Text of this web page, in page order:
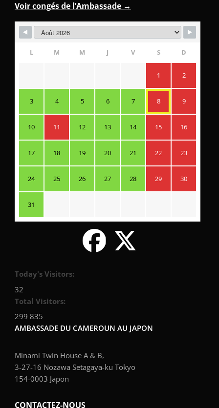
Voir congés de l’Ambassade →
L M M J V S D
1 2
3 4 5 6 7 8 9
10 11 12 13 14 15 16
17 18 19 20 21 22 23
24 25 26 27 28 29 30
31
Today's Visitors:
32
Total Visitors:
299 835
AMBASSADE DU CAMEROUN AU JAPON
Minami Twin House A & B,
3-27-16 Nozawa Setagaya-ku Tokyo
154-0003 Japon
CONTACTEZ-NOUS